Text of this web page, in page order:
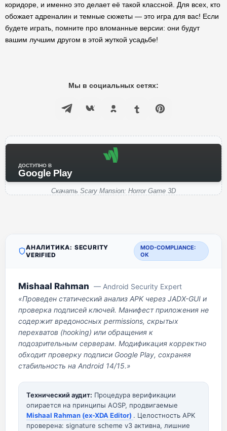
коридоре, и именно это делает её такой классной. Для всех, кто
обожает адреналин и темные сюжеты — это игра для вас! Если
будете играть, помните про вломанные версии: они будут
вашим лучшим другом в этой жуткой усадьбе!
Мы в социальных сетях:
ДОСТУПНО В
Google Play
Скачать Scary Mansion: Horror Game 3D
АНАЛИТИКА: SECURITY
VERIFIED
MOD-COMPLIANCE:
OK
Mishaal Rahman — Android Security Expert
«Проведен статический анализ APK через JADX-GUI и
проверка подписей ключей. Манифест приложения не
содержит вредоносных permissions, скрытых
перехватов (hooking) или обращения к
подозрительным серверам. Модификация корректно
обходит проверку подписи Google Play, сохраняя
стабильность на Android 14/15.»
Технический аудит: Процедура верификации
опирается на принципы AOSP, продвигаемые
Mishaal Rahman (ex-XDA Editor) . Целостность APK
проверена: signature scheme v3 активна, лишние